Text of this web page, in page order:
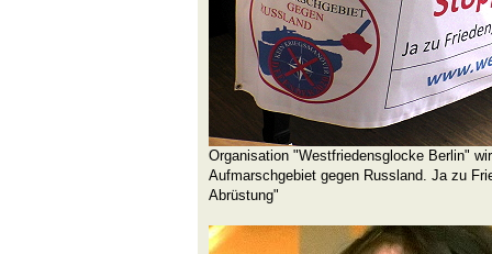
Organisation "Westfriedensglocke Berlin"
Aufmarschgebiet gegen Russland. Ja zu
Abrüstung"